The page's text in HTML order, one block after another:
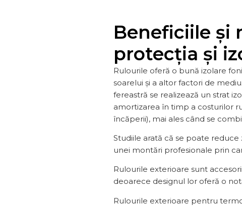
Beneficiile și
protecția și
Rulourile oferă o bună izolare
soarelui și a altor factori de
fereastră se realizează un strat
amortizarea în timp a costurilor
încăperii), mai ales când se
Studiile arată că se poate
unei montări profesionale prin
Rulourile exterioare sunt
deoarece designul lor oferă o
Rulourile exterioare pentru